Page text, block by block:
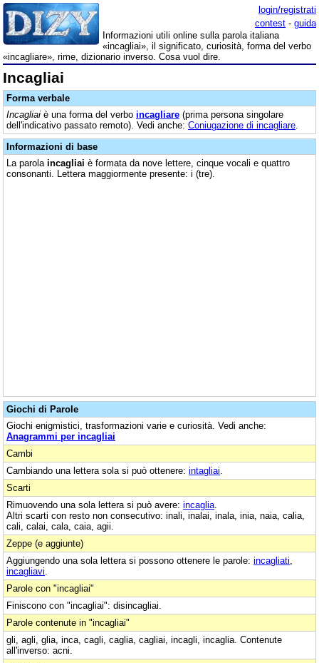
login/registrati
contest - guida
Informazioni utili online sulla parola italiana
«incagliai», il significato, curiosità, forma del verbo
«incagliare», rime, dizionario inverso. Cosa vuol dire.
Incagliai
Forma verbale
Incagliai è una forma del verbo incagliare (prima persona singolare
dell'indicativo passato remoto). Vedi anche: Coniugazione di incagliare
Informazioni di base
La parola incagliai è formata da nove lettere, cinque vocali e quattro
consonanti. Lettera maggiormente presente: i (tre).
Giochi di Parole
Giochi enigmistici, trasformazioni varie e curiosità. Vedi anche:
Anagrammi per incagliai
Cambi
Cambiando una lettera sola si può ottenere: intagliai
Scarti
Rimuovendo una sola lettera si può avere: incaglia
Altri scarti con resto non consecutivo: inali, inalai, inala, inia, naia, calia,
cali, calai, cala, caia, agii.
Zeppe (e aggiunte)
Aggiungendo una sola lettera si possono ottenere le parole: incagliati
incagliavi
Parole con "incagliai"
Finiscono con "incagliai": disincagliai.
Parole contenute in "incagliai"
gli, agli, glia, inca, cagli, caglia, cagliai, incagli, incaglia. Contenute
all'inverso: acni.